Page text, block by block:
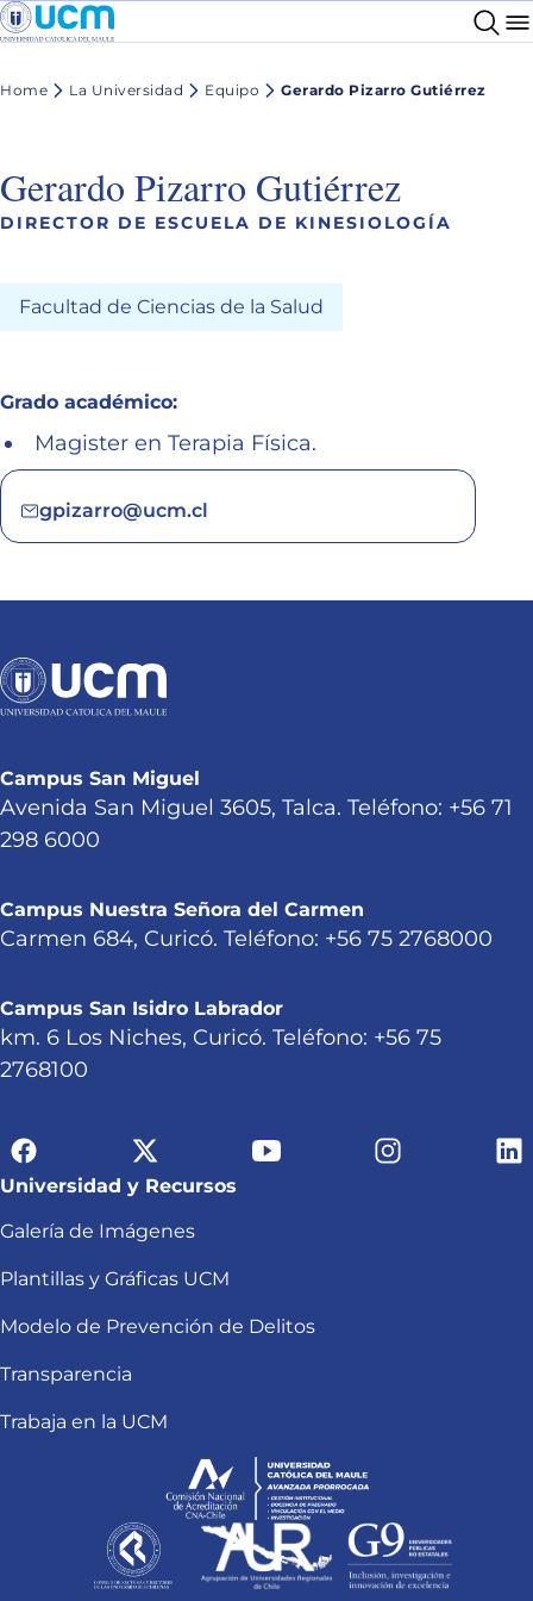
Home La Universidad Equipo Gerardo Pizarro Gutiérrez
Gerardo Pizarro Gutiérrez
DIRECTOR DE ESCUELA DE KINESIOLOGÍA
Facultad de Ciencias de la Salud
Grado académico:
Magister en Terapia Física.
gpizarro@ucm.cl
Campus San Miguel
Avenida San Miguel 3605, Talca. Teléfono: +56 71
298 6000
Campus Nuestra Señora del Carmen
Carmen 684, Curicó. Teléfono: +56 75 2768000
Campus San Isidro Labrador
km. 6 Los Niches, Curicó. Teléfono: +56 75
2768100
Universidad y Recursos
Galería de Imágenes
Plantillas y Gráficas UCM
Modelo de Prevención de Delitos
Transparencia
Trabaja en la UCM